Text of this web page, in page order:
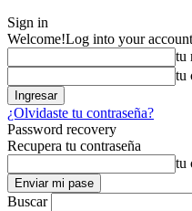
Sign in
Welcome!Log into your account
tu
tu
¿Olvidaste tu contraseña?
Password recovery
Recupera tu contraseña
tu
Buscar